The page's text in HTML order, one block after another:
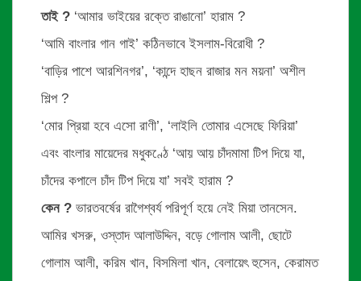
তাই ? ‘আমার ভাইয়ের রক্তে রাঙানো’ হারাম ?
‘আমি বাংলার গান গাই’ কঠিনভাবে ইসলাম-বিরোধী ?
‘বাড়ির পাশে আরশিনগর’, ‘কান্দে হাছন রাজার মন ময়না’ অশীল
শিল্প ?
‘মোর প্রিয়া হবে এসো রাণী’, ‘লাইলি তোমার এসেছে ফিরিয়া’
এবং বাংলার মায়েদের মধুকণ্ঠে ‘আয় আয় চাঁদমামা টিপ দিয়ে যা,
চাঁদের কপালে চাঁদ টিপ দিয়ে যা’ সবই হারাম ?
কেন ?ভারতবর্ষের রাগৈশ্বর্য পরিপূর্ণ হয়ে নেই মিয়া তানসেন.
আমির খসরু, ওস্তাদ আলাউদ্দিন, বড়ে গোলাম আলী, ছোটে
গোলাম আলী, করিম খান, বিসমিলা খান, বেলায়েৎ হুসেন, কেরামত